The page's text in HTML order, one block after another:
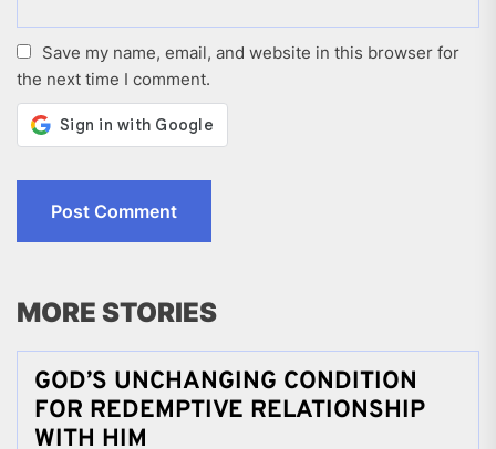
Save my name, email, and website in this browser for
the next time I comment.
MORE STORIES
GOD’S UNCHANGING CONDITION
FOR REDEMPTIVE RELATIONSHIP
WITH HIM